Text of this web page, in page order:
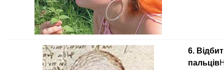
6.
пальців